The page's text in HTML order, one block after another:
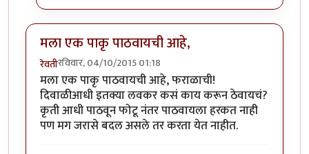
मला एक पाकृ पाठवायची आहे,
रेवतीरविवार, 04/10/2015 01:18
मला एक पाकृ पाठवायची आहे, फराळाची!
दिवाळीआधी इतक्या लवकर कसं काय करून ठेवायचं?
कृती आधी पाठवून फोटू नंतर पाठवायला हरकत नाही
पण मग जरासे बदल असले तर करता येत नाहीत.